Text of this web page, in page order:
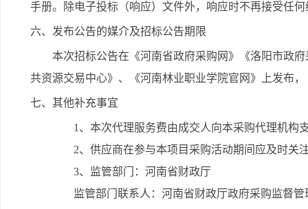
手册。除电子投标（响应）文件外，响应时不再接受任
六、发布公告的媒介及招标公告期限
本次招标公告在《河南省政府采购网》《洛阳市政
共资源交易中心》、《河南林业职业学院官网》上发布
七、其他补充事宜
1、本次代理服务费由成交人向本采购代理机构
2、供应商在参与本项目采购活动期间应及时关
3、监管部门：河南省财政厅
监管部门联系人：河南省财政厅政府采购监督管